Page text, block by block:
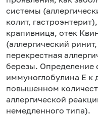
системы
колит,
крапивница, отек
(аллергический
перекрестная
березы. Определение
иммуноглобулина Е к
повышенном
аллергической
немедленного типа).